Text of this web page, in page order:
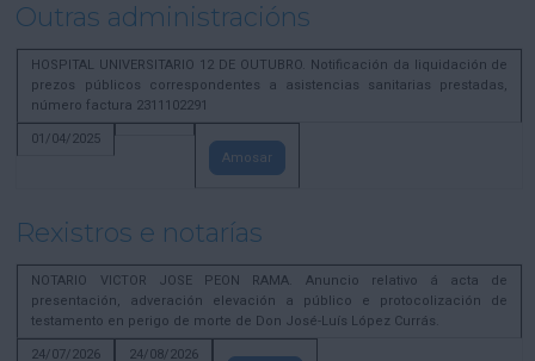
Outras administracións
HOSPITAL UNIVERSITARIO 12 DE OUTUBRO. Notificación da liquidación de
prezos públicos correspondentes a asistencias sanitarias prestadas,
número factura 2311102291
01/04/2025
Amosar
Rexistros e notarías
NOTARIO VICTOR JOSE PEON RAMA. Anuncio relativo á acta de
presentación, adveración elevación a público e protocolización de
testamento en perigo de morte de Don José-Luís López Currás.
24/07/2026
24/08/2026